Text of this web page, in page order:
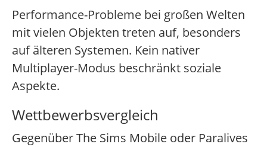
Performance-Probleme bei großen Welten
mit vielen Objekten treten auf, besonders
auf älteren Systemen. Kein nativer
Multiplayer-Modus beschränkt soziale
Aspekte.
Wettbewerbsvergleich
Gegenüber The Sims Mobile oder Paralives